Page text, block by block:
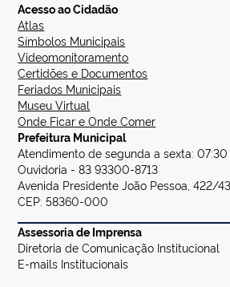
Acesso ao Cidadão
Atlas
Símbolos Municipais
Videomonitoramento
Certidões e Documentos
Feriados Municipais
Museu Virtual
Onde Ficar e Onde Comer
Prefeitura Municipal
Atendimento de segunda a sexta: 07:30
Ouvidoria - 83 93300-8713
Avenida Presidente João Pessoa, 422/
CEP: 58360-000
Assessoria de Imprensa
Diretoria de Comunicação Institucional
E-mails Institucionais